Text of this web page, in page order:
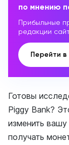
по мнению
Прибыльные
редакции
Перейти в
Готовы
Piggy Bank?
изменить
получать